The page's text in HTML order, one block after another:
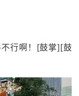
行啊！[鼓掌][鼓